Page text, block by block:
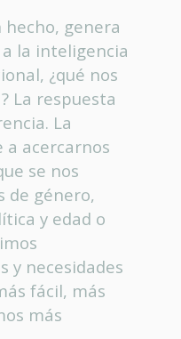
hecho, genera
la inteligencia
¿qué nos
La respuesta
La
a acercarnos
se nos
de género,
y edad o
y necesidades
fácil, más
más